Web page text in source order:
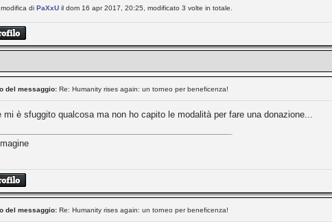
modifica diPaXxU il dom 16 apr 2017, 20:25, modificato 3 volte in totale.
del messaggio: Re: Humanity rises again: un torneo per beneficenza!
mi è sfuggito qualcosa ma non ho capito le modalità per fare una donazione...
del messaggio: Re: Humanity rises again: un torneo per beneficenza!